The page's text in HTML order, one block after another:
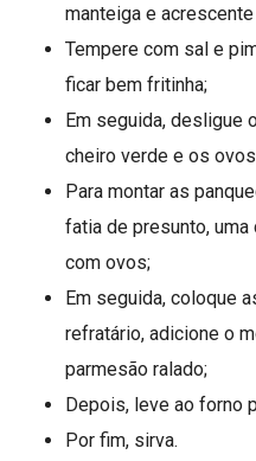
manteiga e
Tempere com sal e
ficar bem fritinha;
Em seguida, desligue
cheiro verde e os
Para montar as
fatia de presunto,
com ovos;
Em seguida, coloque
refratário, adicione o
parmesão ralado;
Depois, leve ao forno
Por fim, sirva.